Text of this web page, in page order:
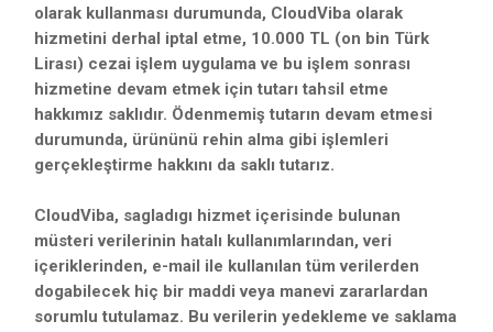
olarak kullanması durumunda, CloudViba olarak
hizmetini derhal iptal etme, 10.000 TL (on bin Türk
Lirası) cezai işlem uygulama ve bu işlem sonrası
hizmetine devam etmek için tutarı tahsil etme
hakkımız saklıdır. Ödenmemiş tutarın devam etmesi
durumunda, ürününü rehin alma gibi işlemleri
gerçekleştirme hakkını da saklı tutarız.
CloudViba, sagladıgı hizmet içerisinde bulunan
müsteri verilerinin hatalı kullanımlarından, veri
içeriklerinden, e-mail ile kullanılan tüm verilerden
dogabilecek hiç bir maddi veya manevi zararlardan
sorumlu tutulamaz. Bu verilerin yedekleme ve saklama